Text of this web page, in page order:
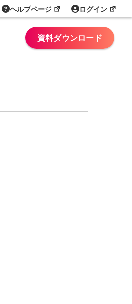
ヘルプページ ログイン
資料ダウンロード